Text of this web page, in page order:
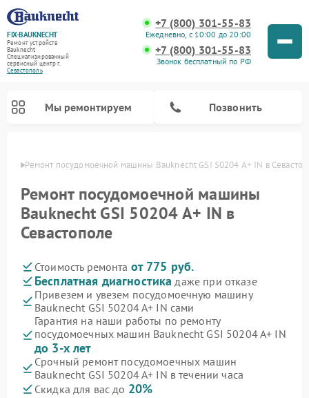
FIX-BAUKNECHT
Ремонт устройств
Bauknecht
Специализированный
cервисный центр г.
Севастополь
+7 (800) 301-55-83
Ежедневно, с 10:00 до 20:00
+7 (800) 301-55-83
Звонок бесплатный по РФ
Мы ремонтируем Позвонить
Ремонт посудомоечной машины Bauknecht GSI 50204 A+ IN в
Ремонт посудомоечной машины
Bauknecht GSI 50204 A+ IN в
Севастополе
Стоимость ремонта от 775 руб.
Бесплатная диагностика даже при отказе
Привезем и увезем посудомоечную машину
Bauknecht GSI 50204 A+ IN сами
Гарантия на наши работы по ремонту
посудомоечных машин Bauknecht GSI 50204 A+ IN
до 3-х лет
Срочный ремонт посудомоечных машин
Bauknecht GSI 50204 A+ IN в течении часа
Скидка для вас до 20%